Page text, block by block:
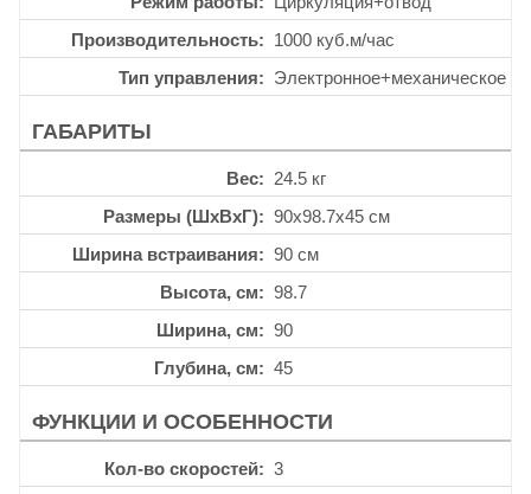
Производительность
1000 куб.м/час
Тип управления
Электронное+механическое
ГАБАРИТЫ
Вес
24.5 кг
Размеры (ШхВхГ)
90x98.7x45 см
Ширина встраивания
90 см
Высота, см
98.7
Ширина, см
90
Глубина, см
45
ФУНКЦИИ И ОСОБЕННОСТИ
Кол-во скоростей
3